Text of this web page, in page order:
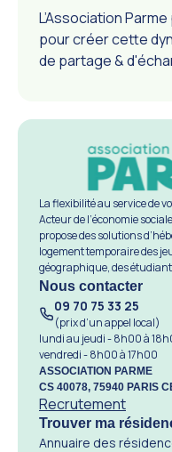
L’Association
pour créer cette
de partage &
La flexibilité au service de
Acteur de l’économie
propose des solutions
logement temporaire des
géographique, des
Nous contacter
09 70 75 33 25
(prix d’un appel local)
lundi au jeudi - 8h00 à
vendredi - 8h00 à 17h00
ASSOCIATION PARME
CS 40078, 75940 PARIS
Recrutement
Trouver ma
Annuaire des